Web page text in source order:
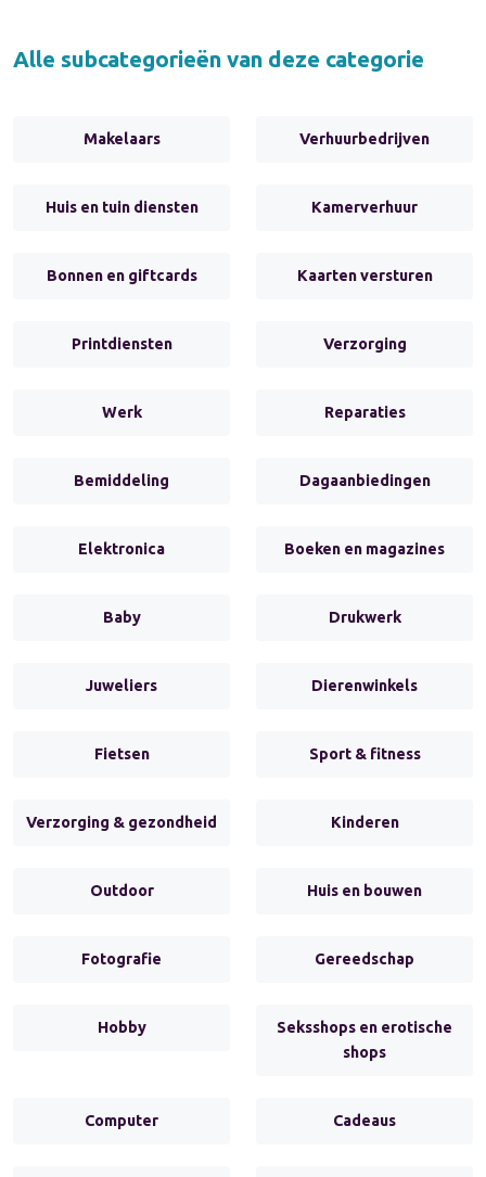
Alle subcategorieën van deze categorie
Makelaars Verhuurbedrijven
Huis en tuin diensten Kamerverhuur
Bonnen en giftcards Kaarten versturen
Printdiensten Verzorging
Werk Reparaties
Bemiddeling Dagaanbiedingen
Elektronica Boeken en magazines
Baby Drukwerk
Juweliers Dierenwinkels
Fietsen Sport & fitness
Verzorging & gezondheid Kinderen
Outdoor Huis en bouwen
Fotografie Gereedschap
Hobby
Seksshops en erotische
shops
Computer Cadeaus